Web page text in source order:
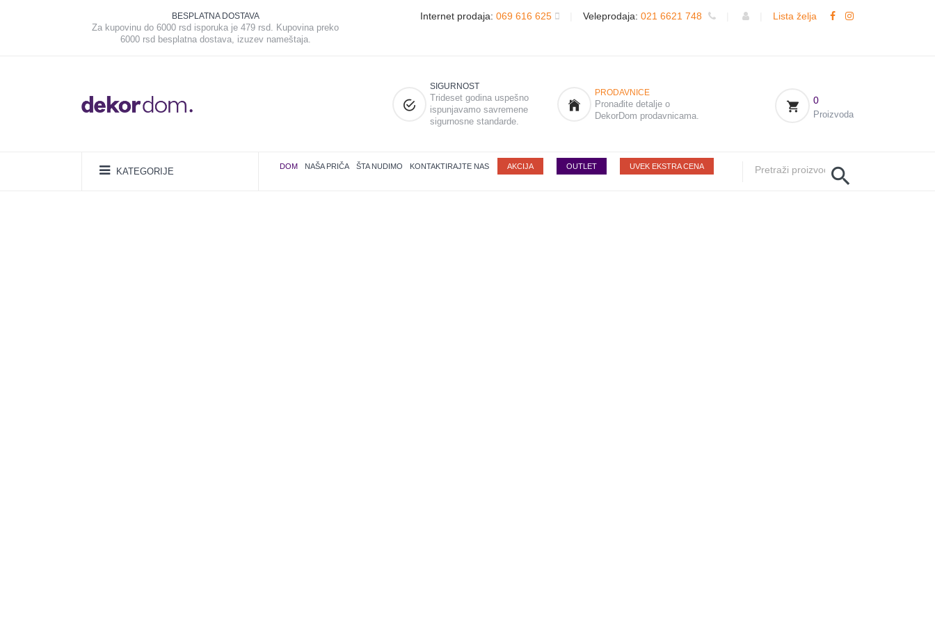
BESPLATNA DOSTAVA
Za kupovinu do 6000 rsd isporuka je 479 rsd. Kupovina preko
6000 rsd besplatna dostava, izuzev nameštaja.
Internet prodaja: 069 616 625 Veleprodaja: 021 6621 748 Lista želja
SIGURNOST
Trideset godina uspešno
ispunjavamo savremene
sigurnosne standarde.
PRODAVNICE
Pronađite detalje o
DekorDom prodavnicama.
0
Proizvoda
KATEGORIJE DOM NAŠA PRIČA ŠTA NUDIMO KONTAKTIRAJTE NAS AKCIJA OUTLET UVEK EKSTRA CENA